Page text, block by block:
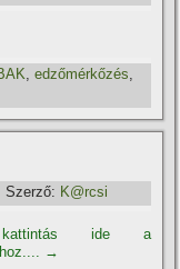
,edzőmérkőzés,
Szerző: K@rcsi
ide a
→